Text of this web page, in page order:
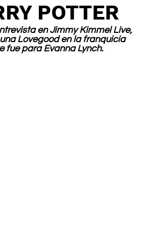
POTTER
en Jimmy Kimmel Live,
Lovegood en la franquicia
fue para Evanna Lynch.